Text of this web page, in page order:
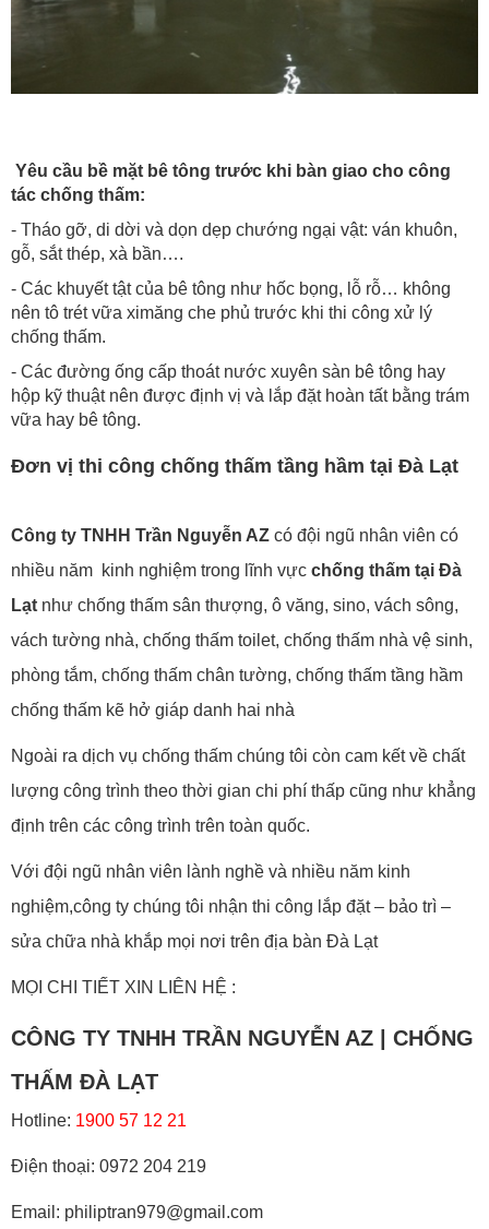
Yêu cầu bề mặt bê tông trước khi bàn giao cho công
tác chống thấm:
- Tháo gỡ, di dời và dọn dẹp chướng ngại vật: ván khuôn,
gỗ, sắt thép, xà bần….
- Các khuyết tật của bê tông như hốc bọng, lỗ rỗ… không
nên tô trét vữa ximăng che phủ trước khi thi công xử lý
chống thấm.
- Các đường ống cấp thoát nước xuyên sàn bê tông hay
hộp kỹ thuật nên được định vị và lắp đặt hoàn tất bằng trám
vữa hay bê tông.
Đơn vị thi công chống thấm tầng hầm tại Đà Lạt
Công ty TNHH Trần Nguyễn AZ có đội ngũ nhân viên có
nhiều năm kinh nghiệm trong lĩnh vực chống thấm tại Đà
Lạt như chống thấm sân thượng, ô văng, sino, vách sông,
vách tường nhà, chống thấm toilet, chống thấm nhà vệ sinh,
phòng tắm, chống thấm chân tường, chống thấm tầng hầm
chống thấm kẽ hở giáp danh hai nhà
Ngoài ra dịch vụ chống thấm chúng tôi còn cam kết về chất
lượng công trình theo thời gian chi phí thấp cũng như khẳng
định trên các công trình trên toàn quốc.
Với đội ngũ nhân viên lành nghề và nhiều năm kinh
nghiệm,công ty chúng tôi nhận thi công lắp đặt – bảo trì –
sửa chữa nhà khắp mọi nơi trên địa bàn Đà Lạt
MỌI CHI TIẾT XIN LIÊN HỆ :
CÔNG TY TNHH TRẦN NGUYỄN AZ | CHỐNG
THẤM ĐÀ LẠT
Hotline: 1900 57 12 21
Điện thoại: 0972 204 219
Email: philiptran979@gmail.com